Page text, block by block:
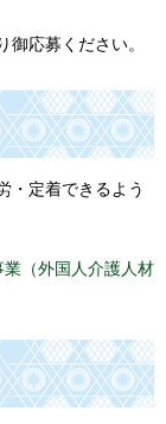
応募ください。
・定着できるよう
業（外国人介護人材